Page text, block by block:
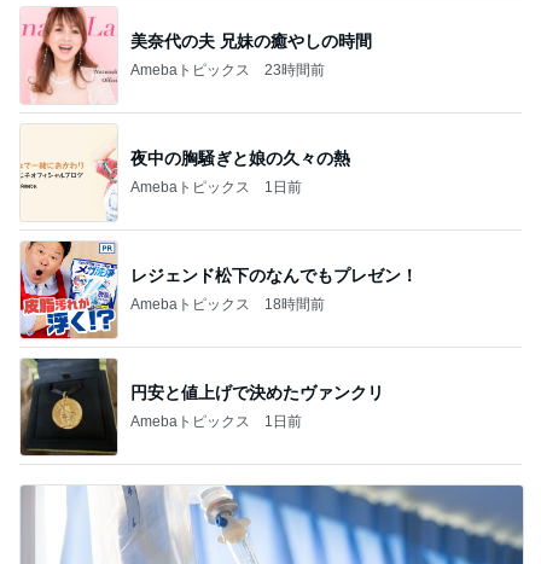
美奈代の夫 兄妹の癒やしの時間
Amebaトピックス 23時間前
夜中の胸騒ぎと娘の久々の熱
Amebaトピックス 1日前
レジェンド松下のなんでもプレゼン！
Amebaトピックス 18時間前
円安と値上げで決めたヴァンクリ
Amebaトピックス 1日前